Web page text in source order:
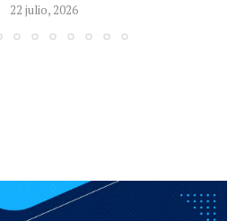
14 julio, 2026